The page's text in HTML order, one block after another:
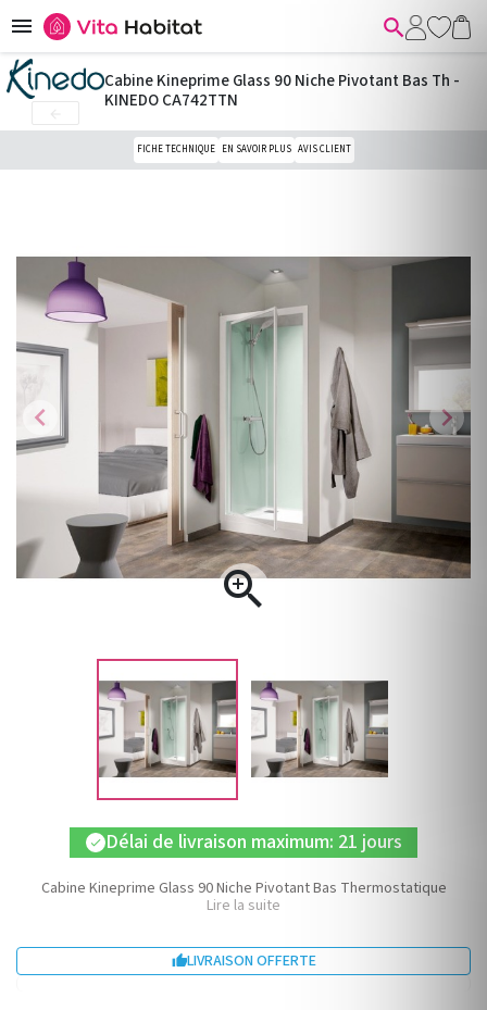
 
chevron_left

chevron_right
Cabine Kineprime Glass 90 Niche Pivotant Bas Th -
KINEDO CA742TTN
FICHE TECHNIQUE EN SAVOIR PLUS AVIS CLIENT
check Délai de livraison maximum: 21 jours
Cabine Kineprime Glass 90 Niche Pivotant Bas Thermostatique
Lire la suite
LIVRAISON OFFERTE